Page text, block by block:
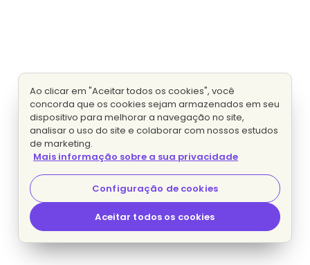
Ao clicar em "Aceitar todos os cookies", você
concorda que os cookies sejam armazenados em seu
dispositivo para melhorar a navegação no site,
analisar o uso do site e colaborar com nossos estudos
de marketing.
Mais informação sobre a sua privacidade
Configuração de cookies
Aceitar todos os cookies